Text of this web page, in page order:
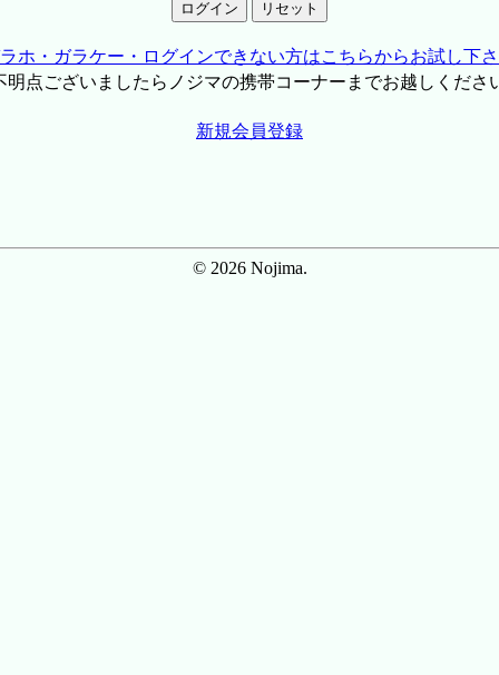
ホ・ガラケー・ログインできない方はこちらからお試し下
点ございましたらノジマの携帯コーナーまでお越しくださ
新規会員登録
© 2026 Nojima.